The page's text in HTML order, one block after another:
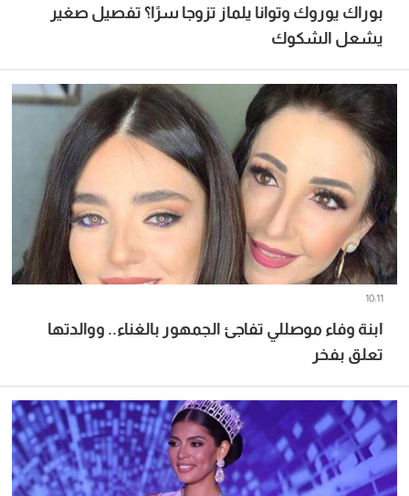
بوراك يوروك وتوانا يلماز تزوجا سرًا؟ تفصيل صغير
يشعل الشكوك
ابنة وفاء موصللي تفاجئ الجمهور بالغناء.. ووالدتها
تعلق بفخر
10:11